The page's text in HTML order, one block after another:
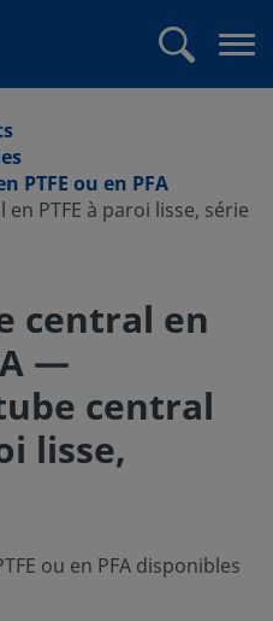
PTFE ou en PFA
PTFE à paroi lisse, série
central en
—
central
lisse,
ou en PFA disponibles